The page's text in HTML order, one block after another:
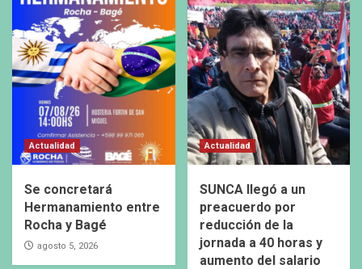
Actualidad
Se concretará
Hermanamiento entre
Rocha y Bagé
agosto 5, 2026
Actualidad
SUNCA llegó a un
preacuerdo por
reducción de la
jornada a 40 horas y
aumento del salario